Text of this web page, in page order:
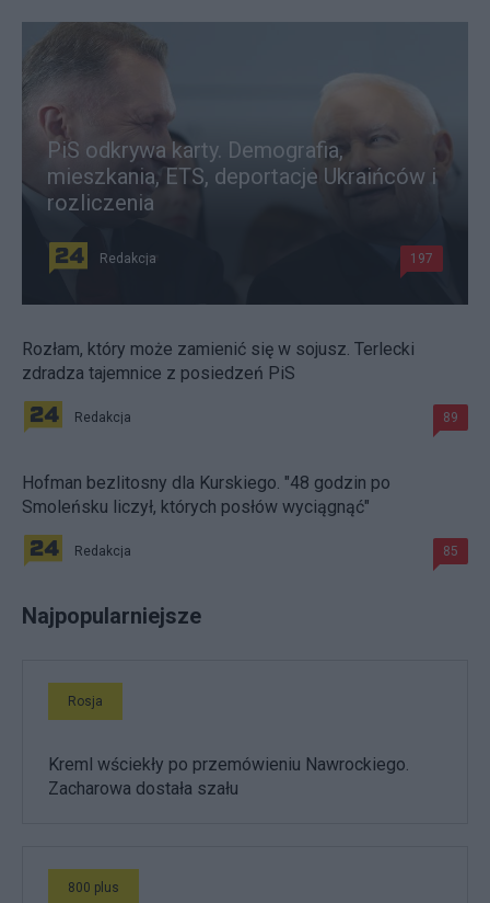
PiS odkrywa karty. Demografia,
mieszkania, ETS, deportacje Ukraińców i
rozliczenia
Redakcja 197
Rozłam, który może zamienić się w sojusz. Terlecki
zdradza tajemnice z posiedzeń PiS
Redakcja 89
Hofman bezlitosny dla Kurskiego. "48 godzin po
Smoleńsku liczył, których posłów wyciągnąć"
Redakcja 85
Najpopularniejsze
Rosja
Kreml wściekły po przemówieniu Nawrockiego.
Zacharowa dostała szału
800 plus